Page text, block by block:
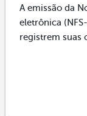
A emissão da
eletrônica
registrem suas